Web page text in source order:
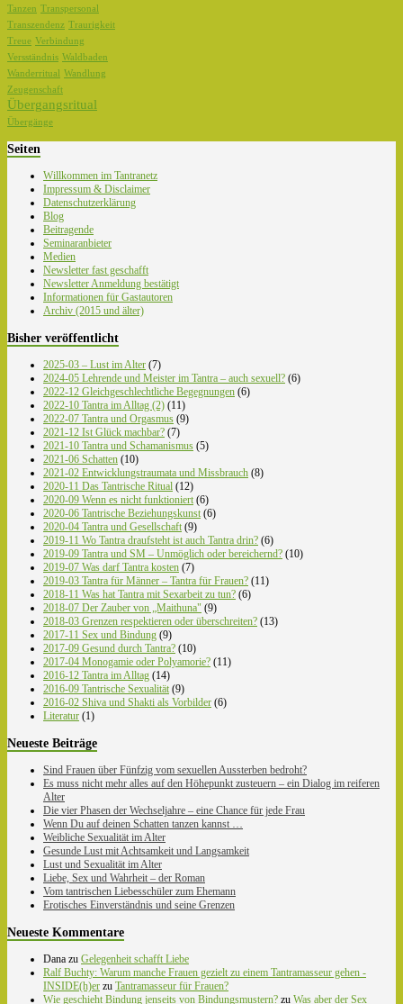
Tanzen Transpersonal
Transzendenz Traurigkeit
Treue Verbindung
Versständnis Waldbaden
Wanderritual Wandlung
Zeugenschaft
Übergangsritual
Übergänge
Seiten
Willkommen im Tantranetz
Impressum & Disclaimer
Datenschutzerklärung
Blog
Beitragende
Seminaranbieter
Medien
Newsletter fast geschafft
Newsletter Anmeldung bestätigt
Informationen für Gastautoren
Archiv (2015 und älter)
Bisher veröffentlicht
2025-03 – Lust im Alter (7)
2024-05 Lehrende und Meister im Tantra – auch sexuell? (6)
2022-12 Gleichgeschlechtliche Begegnungen (6)
2022-10 Tantra im Alltag (2) (11)
2022-07 Tantra und Orgasmus (9)
2021-12 Ist Glück machbar? (7)
2021-10 Tantra und Schamanismus (5)
2021-06 Schatten (10)
2021-02 Entwicklungstraumata und Missbrauch (8)
2020-11 Das Tantrische Ritual (12)
2020-09 Wenn es nicht funktioniert (6)
2020-06 Tantrische Beziehungskunst (6)
2020-04 Tantra und Gesellschaft (9)
2019-11 Wo Tantra draufsteht ist auch Tantra drin? (6)
2019-09 Tantra und SM – Unmöglich oder bereichernd? (10)
2019-07 Was darf Tantra kosten (7)
2019-03 Tantra für Männer – Tantra für Frauen? (11)
2018-11 Was hat Tantra mit Sexarbeit zu tun? (6)
2018-07 Der Zauber von „Maithuna" (9)
2018-03 Grenzen respektieren oder überschreiten? (13)
2017-11 Sex und Bindung (9)
2017-09 Gesund durch Tantra? (10)
2017-04 Monogamie oder Polyamorie? (11)
2016-12 Tantra im Alltag (14)
2016-09 Tantrische Sexualität (9)
2016-02 Shiva und Shakti als Vorbilder (6)
Literatur (1)
Neueste Beiträge
Sind Frauen über Fünfzig vom sexuellen Aussterben bedroht?
Es muss nicht mehr alles auf den Höhepunkt zusteuern – ein Dialog im reiferen
Alter
Die vier Phasen der Wechseljahre – eine Chance für jede Frau
Wenn Du auf deinen Schatten tanzen kannst …
Weibliche Sexualität im Alter
Gesunde Lust mit Achtsamkeit und Langsamkeit
Lust und Sexualität im Alter
Liebe, Sex und Wahrheit – der Roman
Vom tantrischen Liebesschüler zum Ehemann
Erotisches Einverständnis und seine Grenzen
Neueste Kommentare
Dana zu Gelegenheit schafft Liebe
Ralf Buchty: Warum manche Frauen gezielt zu einem Tantramasseur gehen -
INSIDE(h)er zu Tantramasseur für Frauen?
Wie geschieht Bindung jenseits von Bindungsmustern? zu Was aber der Sex